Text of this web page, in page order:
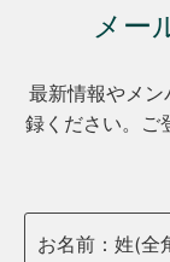
メー
最新情報やメ
録ください。ご
お名前：姓(全